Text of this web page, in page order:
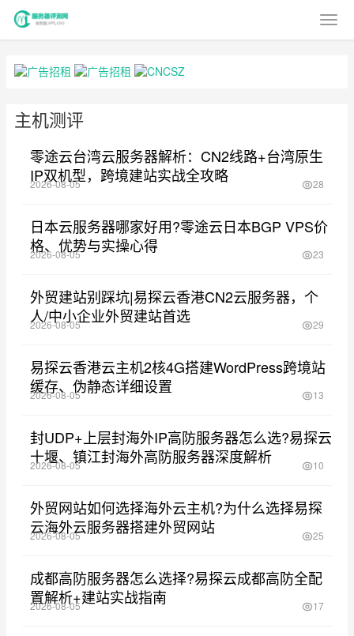
主机测评
零途云台湾云服务器解析：CN2线路+台湾原生
IP双机型，跨境建站实战全攻略
2026-08-05 28
日本云服务器哪家好用?零途云日本BGP VPS价
格、优势与实操心得
2026-08-05 23
外贸建站别踩坑|易探云香港CN2云服务器，个
人/中小企业外贸建站首选
2026-08-05 29
易探云香港云主机2核4G搭建WordPress跨境站
缓存、伪静态详细设置
2026-08-05 13
封UDP+上层封海外IP高防服务器怎么选?易探云
十堰、镇江封海外高防服务器深度解析
2026-08-05 10
外贸网站如何选择海外云主机?为什么选择易探
云海外云服务器搭建外贸网站
2026-08-05 25
成都高防服务器怎么选择?易探云成都高防全配
置解析+建站实战指南
2026-08-05 17